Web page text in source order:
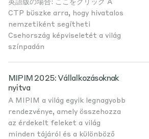
CTP büszke arra, hogy hivatalos
nemzetiként segítheti
Csehország képviseletét a világ
színpadán
MIPIM 2025: Vállalkozásoknak
nyitva
A MIPIM a világ egyik legnagyobb
rendezvénye, amely összehozza
az érdekelt feleket a világ
minden tájáról és a különböző